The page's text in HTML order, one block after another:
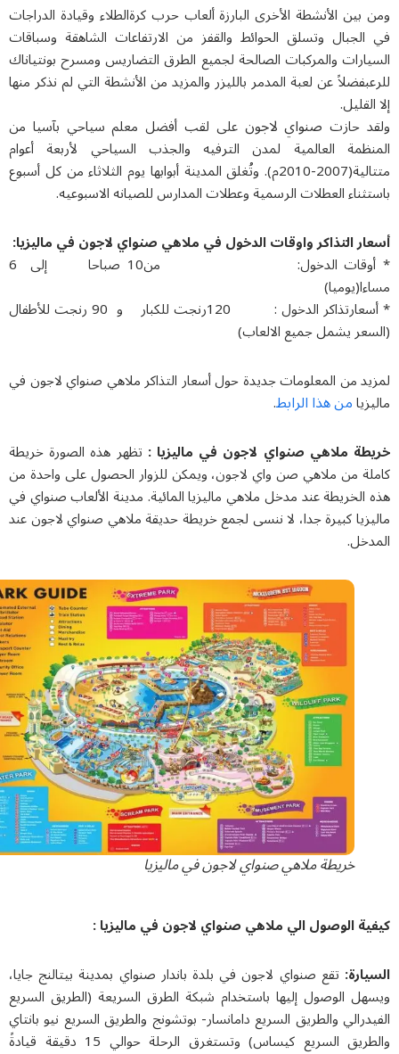
الأنشطة الأخرى البارزة ألعاب حرب كرةالطلاء وقيادة الدراجات
وتسلق الحوائط والقفز من الارتفاعات الشاهقة وسباقات
والمركبات الصالحة لجميع الطرق التضاريس ومسرح بونتياناك
عن لعبة المدمر بالليزر والمزيد من الأنشطة التي لم نذكر منها
حازتصنواي لاجونعلى لقب أفضل معلم سياحي بآسيا من
العالمية لمدن الترفيه والجذب السياحي لأربعة أعوام
متتالية(2007-2010م). وتُغلق المدينة أبوابها يوم الثلاثاء من كل أسبوع
العطلات الرسمية وعطلات المدارس للصيانه الاسبوعيه.
التذاكر واوقات الدخول في ملاهي صنواي لاجون في مالیزیا:
* أوقات الدخول: من10 صباحا إلى 6
* أسعارتذاكر الدخول : 120رنجت للكبار و 90 رنجت للأطفال
يشمل جميع الالعاب)
من المعلومات جدیدة حول أسعار التذاكر ملاهي صنواي لاجون في
من هذا الرابط.
ملاهي صنواي لاجون في مالیزیا :تظهر هذه الصورة خريطة
من ملاهي صن واي لاجون، ويمكن للزوار الحصول على واحدة من
عند مدخل ملاهي ماليزيا المائية. مدينة الألعاب صنواي في
كبيرة جدا، لا ننسى لجمع خريطة حديقة ملاهي صنواي لاجون عند
خريطة ملاهي صنواي لاجون في مالیزیا
الوصول الي ملاهي صنواي لاجون في مالیزیا :
تقع صنواي لاجون في بلدة باندار صنواي بمدينة بيتالنج جايا،
الوصول إليها باستخدام شبكة الطرق السريعة (الطريق السريع
والطريق السريع دامانسار- بوتشونج والطريق السريع نيو بانتاي
والطريق السريع كيساس) وتستغرق الرحلة حوالي 15 دقيقة قيادةً